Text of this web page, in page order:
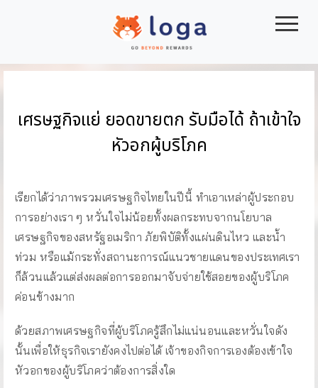
|||
เศรษฐกิจแย่ ยอดขายตก รับมือได้ ถ้าเข้าใจ
หัวอกผู้บริโภค
เรียกได้ว่าภาพรวมเศรษฐกิจไทยในปีนี้ ทำเอาเหล่าผู้ประกอบ
การอย่างเรา ๆ หวั่นใจไม่น้อยทั้งผลกระทบจากนโยบาล
เศรษฐกิจของสหรัฐอเมริกา ภัยพิบัติทั้งแผ่นดินไหว และน้ำ
ท่วม หรือแม้กระทั่งสถานะการณ์แนวชายแดนของประเทศเรา
ก็ล้วนแล้วแต่ส่งผลต่อการออกมาจับจ่ายใช้สอยของผู้บริโภค
ค่อนข้างมาก
ด้วยสภาพเศรษฐกิจที่ผู้บริโภครู้สึกไม่แน่นอนและหวั่นใจดัง
นั้นเพื่อให้ธุรกิจเรายังคงไปต่อได้ เจ้าของกิจการเองต้องเข้าใจ
หัวอกของผู้บริโภคว่าต้องการสิ่งใด